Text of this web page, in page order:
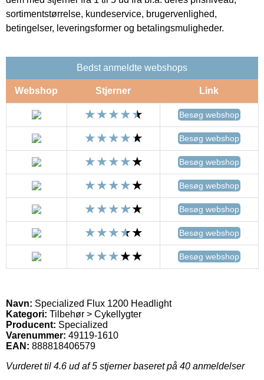
sortimentstørrelse, kundeservice, brugervenlighed,
betingelser, leveringsformer og betalingsmuligheder.
Bedst anmeldte webshops
Webshop Stjerner Link
Besøg webshop
Besøg webshop
Besøg webshop
Besøg webshop
Besøg webshop
Besøg webshop
Besøg webshop
Navn: Specialized Flux 1200 Headlight
Kategori: Tilbehør > Cykellygter
Producent: Specialized
Varenummer: 49119-1610
EAN: 888818406579
Vurderet til 4.6 ud af 5 stjerner baseret på 40 anmeldelser